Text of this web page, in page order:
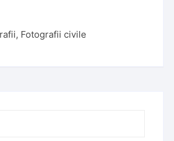
, Fotografii civile